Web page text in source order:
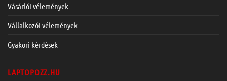
Vásárlói vélemények
Vállalkozói vélemények
Gyakori kérdések
LAPTOPOZZ.HU